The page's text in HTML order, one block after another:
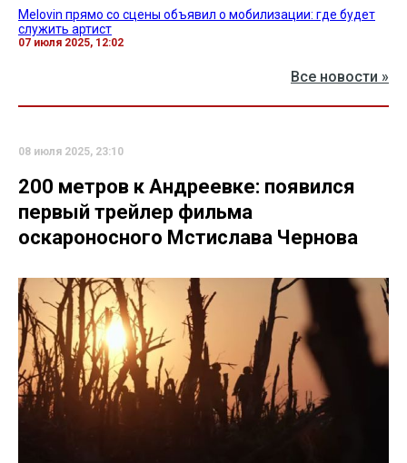
Melovin прямо со сцены объявил о мобилизации: где будет
служить артист
07 июля 2025, 12:02
Все новости »
08 июля 2025, 23:10
200 метров к Андреевке: появился
первый трейлер фильма
оскароносного Мстислава Чернова